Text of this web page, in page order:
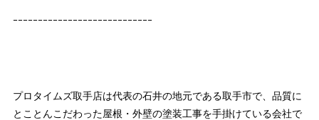
ｰｰｰｰｰｰｰｰｰｰｰｰｰｰｰｰｰｰｰｰｰｰｰｰｰｰｰｰ
プロタイムズ取手店は代表の石井の地元である取手市で、品質に
とことんこだわった屋根・外壁の塗装工事を手掛けている会社で